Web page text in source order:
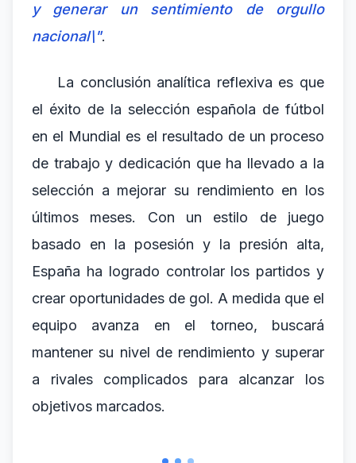
y generar un sentimiento de orgullo
nacional\".
La conclusión analítica reflexiva es que
el éxito de la selección española de fútbol
en el Mundial es el resultado de un proceso
de trabajo y dedicación que ha llevado a la
selección a mejorar su rendimiento en los
últimos meses. Con un estilo de juego
basado en la posesión y la presión alta,
España ha logrado controlar los partidos y
crear oportunidades de gol. A medida que el
equipo avanza en el torneo, buscará
mantener su nivel de rendimiento y superar
a rivales complicados para alcanzar los
objetivos marcados.